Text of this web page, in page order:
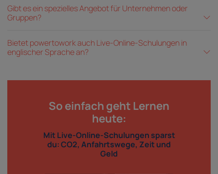
Gibt es ein spezielles Angebot für Unternehmen oder
Gruppen?
Bietet powertowork auch Live-Online-Schulungen in
englischer Sprache an?
So einfach geht Lernen
heute:
Mit Live-Online-Schulungen sparst
du: CO2, Anfahrtswege, Zeit und
Geld